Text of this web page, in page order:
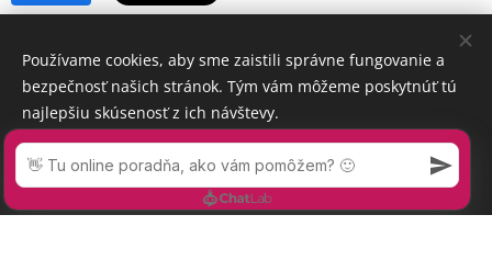
Používame cookies, aby sme zaistili správne fungovanie a
bezpečnosť našich stránok. Tým vám môžeme poskytnúť tú
najlepšiu skúsenosť z ich návštevy.
Prijať nevyhnutné Prijať všetko